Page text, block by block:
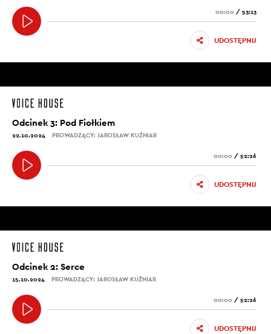
00:00 / 53:13
UDOSTĘPNIJ
Odcinek 3: Pod Fiołkiem
22.10.2024 PROWADZĄCY: JAROSŁAW KUŹNIAR
00:00 / 52:26
UDOSTĘPNIJ
Odcinek 2: Serce
15.10.2024 PROWADZĄCY: JAROSŁAW KUŹNIAR
00:00 / 52:26
UDOSTĘPNIJ